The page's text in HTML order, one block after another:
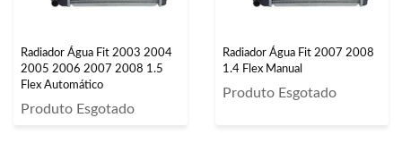
Radiador Água Fit 2003 2004
2005 2006 2007 2008 1.5
Flex Automático
Produto Esgotado
Radiador Água Fit 2007 2008
1.4 Flex Manual
Produto Esgotado